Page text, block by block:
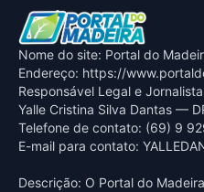
Nome do site: Portal do
Endereço: https://
Responsável Legal e
Yalle Cristina Silva Dantas —
Telefone de contato: (69) 9
E-mail para contato:
Descrição: O Portal do